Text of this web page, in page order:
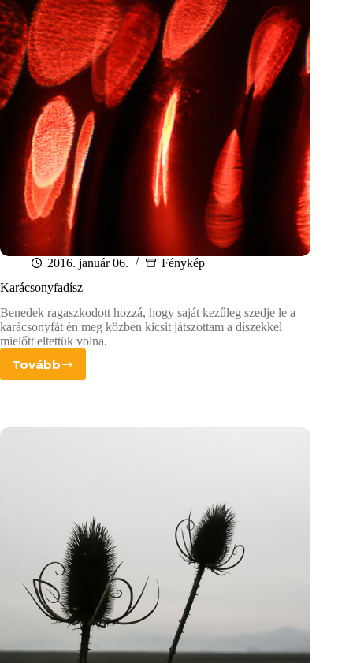
2016. január 06.
Fénykép
Karácsonyfadísz
Benedek ragaszkodott hozzá, hogy saját kezűleg szedje le a
karácsonyfát én meg közben kicsit játszottam a díszekkel
mielőtt eltettük volna.
TovábbKarácsonyfadísz